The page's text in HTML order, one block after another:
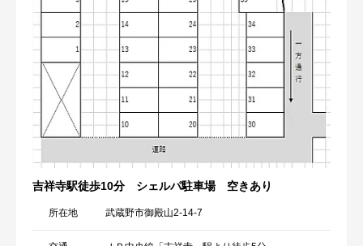
吉祥寺駅徒歩10分 シェルパ駐車場 空きあり
所在地 武蔵野市御殿山2-14-7